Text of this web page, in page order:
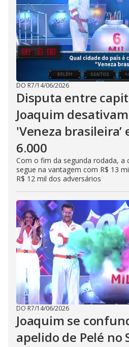
DO R7/14/06/2026
Disputa entre
Joaquim
'Veneza brasileira’
6.000
Com o fim da segunda rodada, a
segue na vantagem com R$ 13
R$ 12 mil dos adversários
DO R7/14/06/2026
Joaquim se
apelido de Pelé no